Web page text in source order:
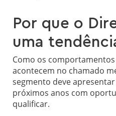
Por que o
uma
Como os
acontecem no chamado
segmento deve
próximos anos com
qualificar.